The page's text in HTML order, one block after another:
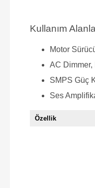
Kullanım
Motor
AC Dimmer,
SMPS Güç
Ses
Özellik